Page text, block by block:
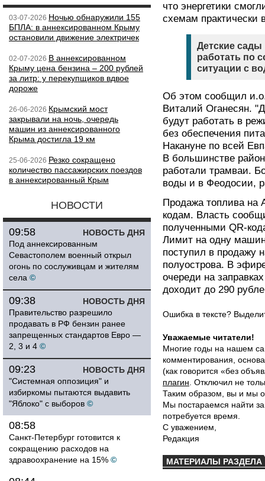
03-07-2026 Ночью обнаружили 155
БПЛА: в аннексированном Крыму
остановили движение электричек
02-07-2026 В аннексированном
Крыму цена бензина – 200 рублей
за литр: у перекупщиков вдвое
дороже
26-06-2026 Крымский мост
закрывали на ночь, очередь
машин из аннексированного
Крыма достигла 19 км
25-06-2026 Резко сокращено
количество пассажирских поездов
в аннексированный Крым
НОВОСТИ
НОВОСТЬ ДНЯ
09:58
Под аннексированным
Севастополем военный открыл
огонь по сослуживцам и жителям
села ©
НОВОСТЬ ДНЯ
09:38
Правительство разрешило
продавать в РФ бензин ранее
запрещенных стандартов Евро —
2, 3 и 4 ©
НОВОСТЬ ДНЯ
09:23
"Системная оппозиция" и
избиркомы пытаются выдавить
"Яблоко" с выборов ©
08:58
Санкт-Петербург готовится к
сокращению расходов на
здравоохранение на 15% ©
что энергетики
схемам практически
Детские
работать по
ситуации с
Об этом сообщил
Виталий Оганесян.
будут работать в
без обеспечения
Накануне по всей
В большинстве
работали трамваи.
воды и в Феодосии,
Продажа топлива на
кодам. Власть
полученными QR-
Лимит на одну
поступил в продажу
полуострова. В
очереди на
доходит до 290
Ошибка в тексте?
Уважаемые читатели!
Многие годы на нашем
комментирования,
(как говорится «без
плагин . Отключил не
Таким образом, вы и мы
Мы постараемся найти
потребуется время.
С уважением,
Редакция
МАТЕРИАЛЫ РАЗДЕЛА